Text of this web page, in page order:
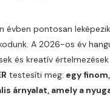
évben pontosan
A 2026-os év
és kreatív
testesíti meg: egy
árnyalat, amely a